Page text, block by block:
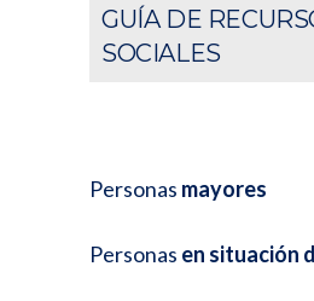
GUÍA DE
SOCIALES
Personas mayores
Personas en situación